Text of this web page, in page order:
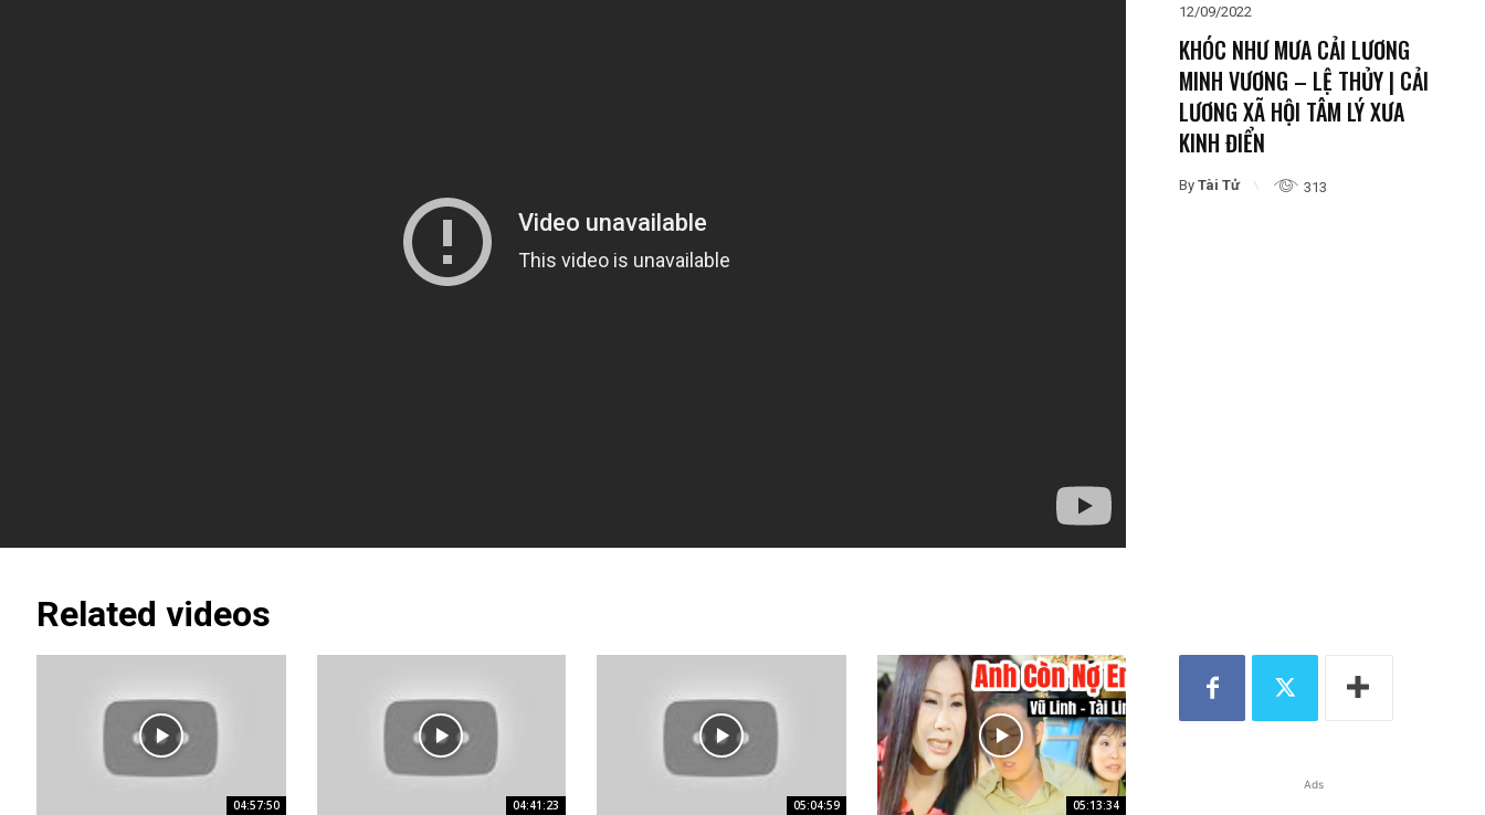
12/09/2022
KHÓC NHƯ MƯA CẢI LƯƠNG
MINH VƯƠNG – LỆ THỦY | CẢI
LƯƠNG XÃ HỘI TÂM LÝ XƯA
KINH ĐIỂN
By Tài Tử 313
Related videos
04:57:50 04:41:23 05:04:59 05:13:34
Ads